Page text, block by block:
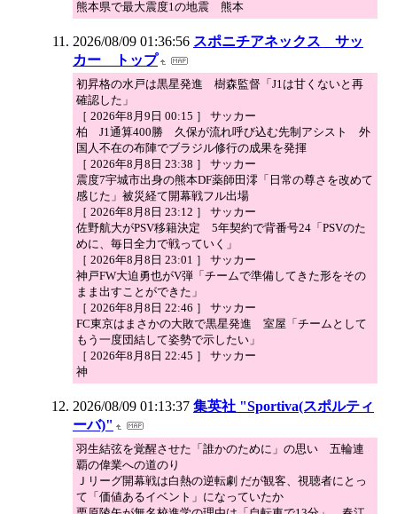
熊本県で最大震度1の地震 熊本
2026/08/09 01:36:56 スポニチアネックス サッ
カー トップ
初昇格の水戸は黒星発進 樹森監督「J1は甘くないと再
確認した」
［ 2026年8月9日 00:15 ］ サッカー
柏 J1通算400勝 久保が流れ呼び込む先制アシスト 外
国人不在の布陣でブラジル修行の成果を発揮
［ 2026年8月8日 23:38 ］ サッカー
震度7宇城市出身の熊本DF薬師田澪「日常の尊さを改めて
感じた」被災経て開幕戦フル出場
［ 2026年8月8日 23:12 ］ サッカー
佐野航大がPSV移籍決定 5年契約で背番号24「PSVのた
めに、毎日全力で戦っていく」
［ 2026年8月8日 23:01 ］ サッカー
神戸FW大迫勇也がV弾「チームで準備してきた形をその
まま出すことができた」
［ 2026年8月8日 22:46 ］ サッカー
FC東京はまさかの大敗で黒星発進 室屋「チームとして
もう一度団結して姿勢で示したい」
［ 2026年8月8日 22:45 ］ サッカー
神
2026/08/09 01:13:37 集英社 "Sportiva(スポルティ
ーバ)"
羽生結弦を覚醒させた「誰かのために」の思い 五輪連
覇の偉業への道のり
Ｊリーグ開幕戦は白熱の逆転劇 だが観客、視聴者にとっ
て「価値あるイベント」になっていたか